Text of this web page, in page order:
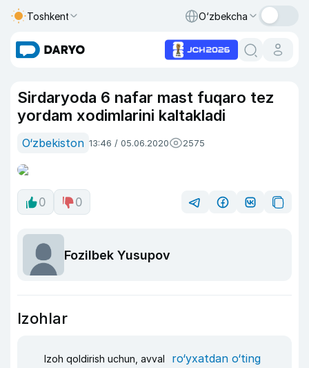
Toshkent O‘zbekcha
Sirdaryoda 6 nafar mast fuqaro tez
yordam xodimlarini kaltakladi
O‘zbekiston 13:46 / 05.06.2020 2575
0 0
Fozilbek Yusupov
Izohlar
Izoh qoldirish uchun, avval ro‘yxatdan o‘ting